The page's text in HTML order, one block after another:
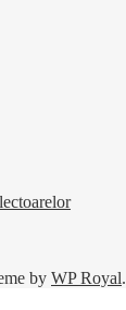
by WP Royal.